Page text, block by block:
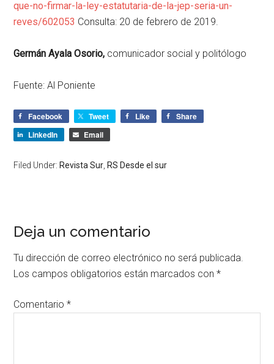
que-no-firmar-la-ley-estatutaria-de-la-jep-seria-un-
reves/602053 Consulta: 20 de febrero de 2019.
Germán Ayala Osorio, comunicador social y politólogo
Fuente:Al Poniente
Facebook Tweet Like
Share
LinkedIn
Email
Filed Under: Revista Sur, RS Desde el sur
Deja un comentario
Tu dirección de correo electrónico no será publicada.
Los campos obligatorios están marcados con*
Comentario*